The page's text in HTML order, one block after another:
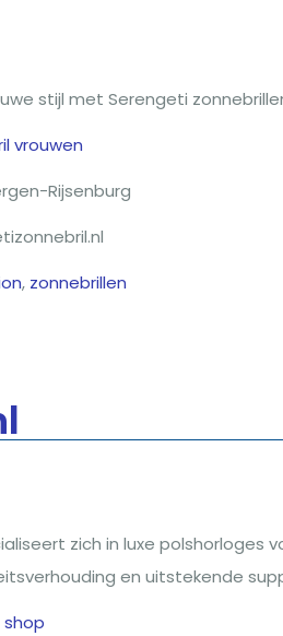
stijl met Serengeti
vrouwen
Rijsenburg
, zonnebrillen
zich in luxe polshorloges
en uitstekende
shop